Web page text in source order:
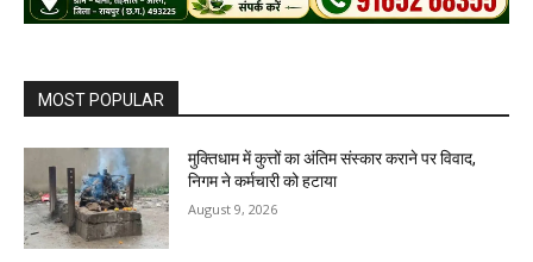
MOST POPULAR
मुक्तिधाम में कुत्तों का अंतिम संस्कार कराने पर विवाद,
निगम ने कर्मचारी को हटाया
August 9, 2026